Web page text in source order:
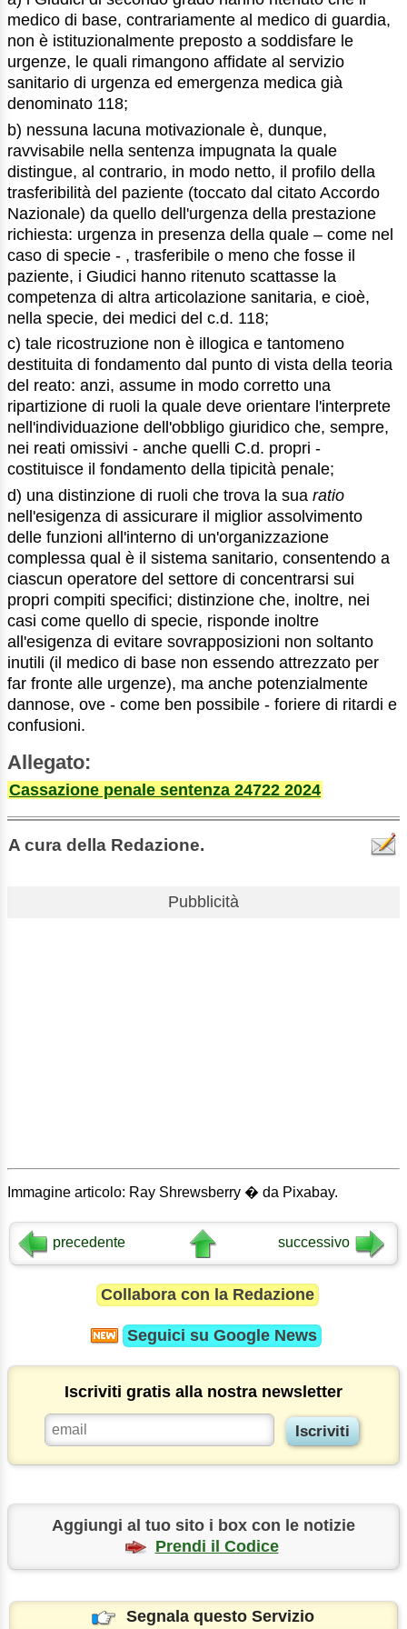
medico di base, contrariamente al medico di guardia,
non è istituzionalmente preposto a soddisfare le
urgenze, le quali rimangono affidate al servizio
sanitario di urgenza ed emergenza medica già
denominato 118;
b) nessuna lacuna motivazionale è, dunque,
ravvisabile nella sentenza impugnata la quale
distingue, al contrario, in modo netto, il profilo della
trasferibilità del paziente (toccato dal citato Accordo
Nazionale) da quello dell'urgenza della prestazione
richiesta: urgenza in presenza della quale – come nel
caso di specie - , trasferibile o meno che fosse il
paziente, i Giudici hanno ritenuto scattasse la
competenza di altra articolazione sanitaria, e cioè,
nella specie, dei medici del c.d. 118;
c) tale ricostruzione non è illogica e tantomeno
destituita di fondamento dal punto di vista della teoria
del reato: anzi, assume in modo corretto una
ripartizione di ruoli la quale deve orientare l'interprete
nell'individuazione dell'obbligo giuridico che, sempre,
nei reati omissivi - anche quelli C.d. propri -
costituisce il fondamento della tipicità penale;
d) una distinzione di ruoli che trova la sua ratio
nell'esigenza di assicurare il miglior assolvimento
delle funzioni all'interno di un'organizzazione
complessa qual è il sistema sanitario, consentendo a
ciascun operatore del settore di concentrarsi sui
propri compiti specifici; distinzione che, inoltre, nei
casi come quello di specie, risponde inoltre
all'esigenza di evitare sovrapposizioni non soltanto
inutili (il medico di base non essendo attrezzato per
far fronte alle urgenze), ma anche potenzialmente
dannose, ove - come ben possibile - foriere di ritardi e
confusioni.
Allegato:
Cassazione penale sentenza 24722 2024
A cura della Redazione.
Pubblicità
Immagine articolo: Ray Shrewsberry � da Pixabay.
precedente successivo
Collabora con la Redazione
Seguici su Google News
Iscriviti gratis alla nostra newsletter
Aggiungi al tuo sito i box con le notizie
Prendi il Codice
Segnala questo Servizio